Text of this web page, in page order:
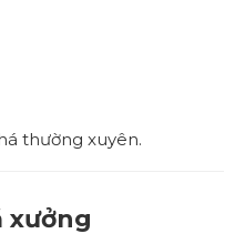
thường xuyên.
xưởng